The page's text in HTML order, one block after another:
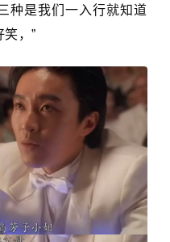
种是我们一入行就知道
，”